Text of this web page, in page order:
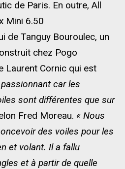
de Paris. En outre, All
Mini 6.50
de Tanguy Bouroulec, un
chez Pogo
Laurent Cornic qui est
passionnant car les
sont différentes que sur
Fred Moreau. « Nous
des voiles pour les
et volant. Il a fallu
et à partir de quelle